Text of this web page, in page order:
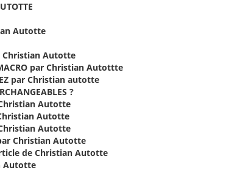
Autotte
Christian Autotte
par Christian Autottte
par Christian autotte
?
Christian Autotte
Autotte
Christian Autotte
par Christian Autotte
de Christian Autotte
Autotte